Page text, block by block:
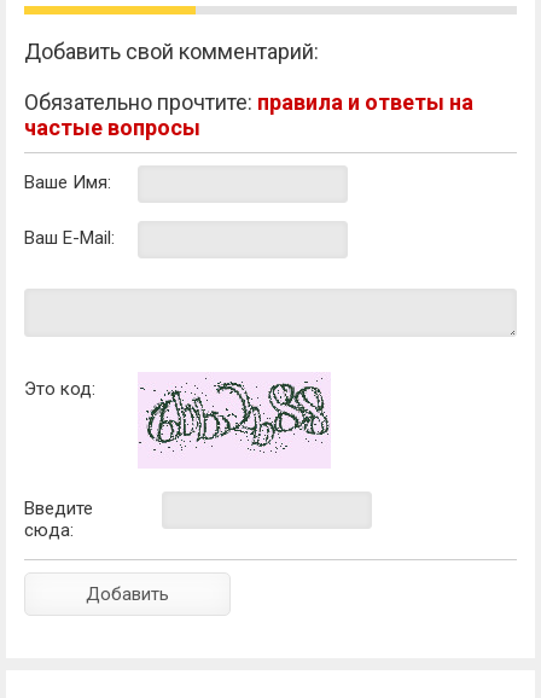
Добавить свой комментарий:
Обязательно прочтите: правила и ответы на
частые вопросы
Ваше Имя:
Ваш E-Mail:
Это код:
Введите
сюда: